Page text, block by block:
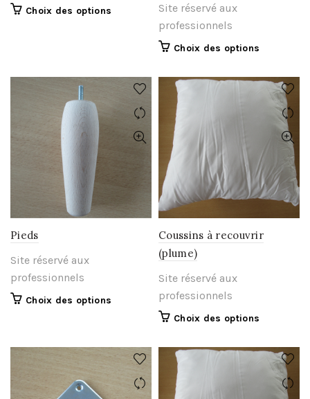
Choix des options
peuvent
choisies
du
Site réservé aux
professionnels
Choix des options
a
plusieurs
variations.
options
peuvent
être
choisies
sur
du
Pieds
Site réservé aux
professionnels
Choix des options
plusieurs
variations.
Les
options
Coussins à recouvrir
(plume)
Site réservé aux
professionnels
Choix des options
a
plusieurs
variations.